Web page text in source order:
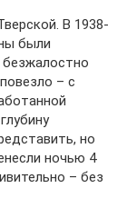
В 1938-
были
безжалостно
– с
но
ночью 4
– без